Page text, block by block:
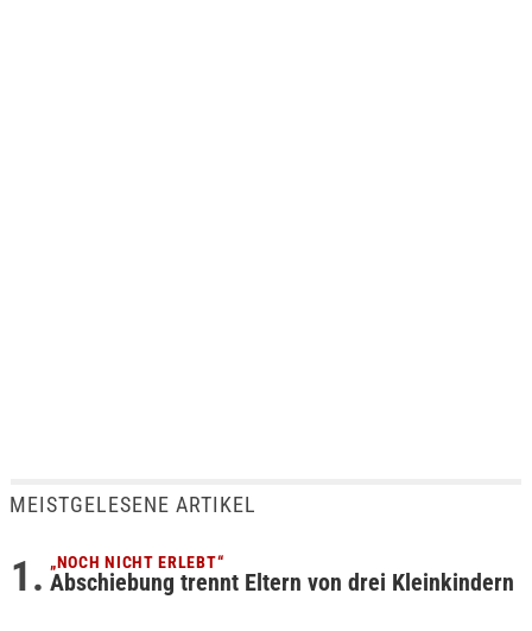
MEISTGELESENE ARTIKEL
„NOCH NICHT ERLEBT“
Abschiebung trennt Eltern von drei Kleinkindern